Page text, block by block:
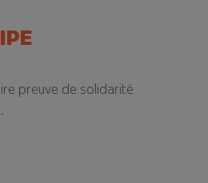
preuve de solidarité